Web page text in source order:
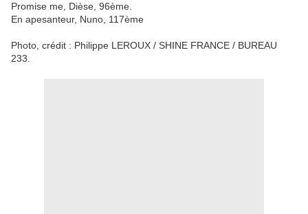
Promise me, Dièse, 96ème.
En apesanteur, Nuno, 117ème
Photo, crédit : Philippe LEROUX / SHINE FRANCE / BUREAU
233.